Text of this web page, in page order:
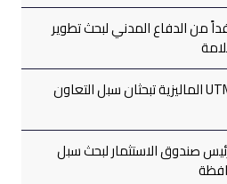
من الدفاع المدني لبحث تطوير
خضوري وجامعة UTM الماليزية تبحثان سبل التعاون
صندوق الاستثمار لبحث سبل